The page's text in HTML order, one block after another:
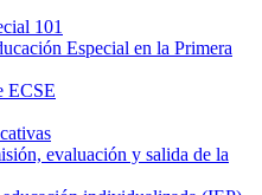
101
Especial en la Primera
ECSE
evaluación y salida de la